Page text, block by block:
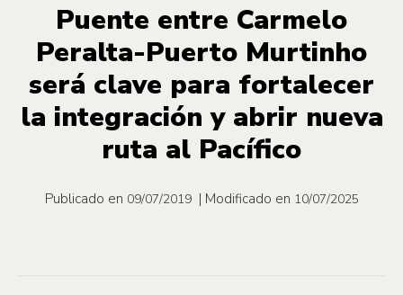
Puente entre Carmelo
Peralta-Puerto Murtinho
será clave para fortalecer
la integración y abrir nueva
ruta al Pacífico
Publicado en 09/07/2019 | Modificado en 10/07/2025